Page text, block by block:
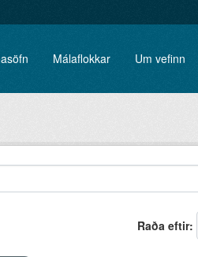
Málaflokkar Um vefinn
Raða eftir